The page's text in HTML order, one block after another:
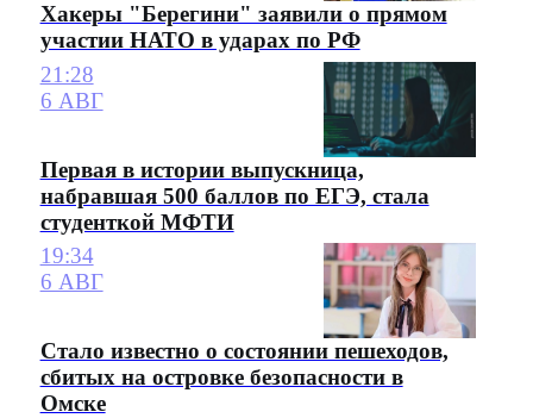
Хакеры "Берегини" заявили о прямом
участии НАТО в ударах по РФ
21:28
6 АВГ
Первая в истории выпускница,
набравшая 500 баллов по ЕГЭ, стала
студенткой МФТИ
19:34
6 АВГ
Стало известно о состоянии пешеходов,
сбитых на островке безопасности в
Омске